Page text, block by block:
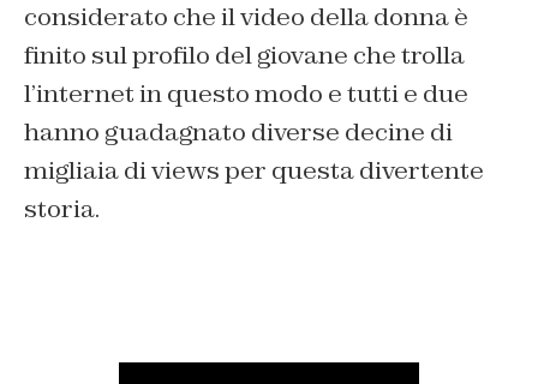
considerato che il video della donna è
finito sul profilo del giovane che trolla
l’internet in questo modo e tutti e due
hanno guadagnato diverse decine di
migliaia di views per questa divertente
storia.